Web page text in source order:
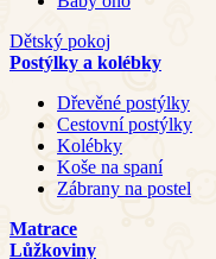
Dětský pokoj
Postýlky a kolébky
Dřevěné postýlky
Cestovní postýlky
Kolébky
Koše na spaní
Zábrany na postel
Matrace
Lůžkoviny